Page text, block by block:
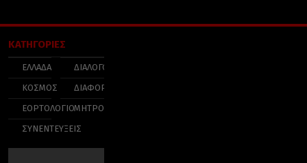
ΚΑΤΗΓΟΡΙΕΣ
ΕΛΛΑΔΑ
ΚΟΣΜΟΣ
ΕΟΡΤΟΛΟΓΙΟ
ΣΥΝΕΝΤΕΥΞΕΙΣ
ΔΙΑΛΟΓΟΣ
ΔΙΑΦΟΡΑ
ΜΗΤΡΟΠΟΛΕΙΣ